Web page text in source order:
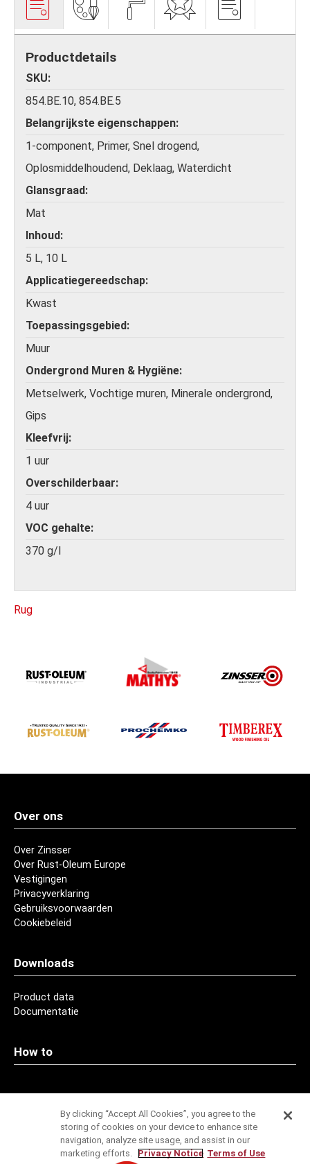
Productdetails
SKU
854.BE.10, 854.BE.5
Belangrijkste eigenschappen
1-component, Primer, Snel drogend,
Oplosmiddelhoudend, Deklaag, Waterdicht
Glansgraad
Mat
Inhoud
5 L, 10 L
Applicatiegereedschap
Kwast
Toepassingsgebied
Muur
Ondergrond Muren & Hygiëne
Metselwerk, Vochtige muren, Minerale ondergrond,
Gips
Kleefvrij
1 uur
Overschilderbaar
4 uur
VOC gehalte
370 g/l
Rug
Over ons
Over Zinsser
Over Rust-Oleum Europe
Vestigingen
Privacyverklaring
Gebruiksvoorwaarden
Cookiebeleid
Downloads
Product data
Documentatie
How to
Contact
By clicking “Accept All Cookies”, you agree to the
storing of cookies on your device to enhance site
navigation, analyze site usage, and assist in our
marketing efforts.
Privacy Notice Terms of Use